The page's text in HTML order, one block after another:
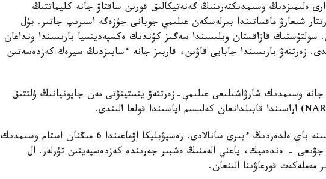
ەلىمىزدىڭ وسىمدىكتەرىنىڭ گەنەتيكالىق قورىن ساقتاۋ جانە كليماتتىڭ
شىعارۋ ماقساتىندا بىرلەسكەن عىلىمي جوبانى جۇزەگە اسىرىپ جاتىر. بۇل
سولتۇستىك قازاقستان وبلىسىندا سەگىز كۇندىك ەكسپەديتسيا بارىسىندا ونداعان
زەرتتەۋ بارىسىندا جابايى قاۋىن، قاربىز جانە ءسابىزدىڭ سيرەك كەزدەسەتىن
جانە وسىمدىك شارۋاشىلىعى عىلىمي-زەرتتەۋ ينستيتۋتى مەن جاپونيانىڭ ۇلتتىق
قازاقستان وسىمدىكتەر دۇنيەسىنە باي ەلدەردىڭ ءبىرى سانالادى. رەسپۋبليكا اۋماعىندا 6 مىڭنان استام وسىمدىك
وسەدى. ونىڭ 500 گە جۋىعى - ەندەميك، ياعني الەمنىڭ ەشبىر جەرىندە كەزدەسپەيتىن تۇرلەر. ال